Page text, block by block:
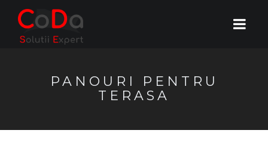
PANOURI PENTRU
TERASA